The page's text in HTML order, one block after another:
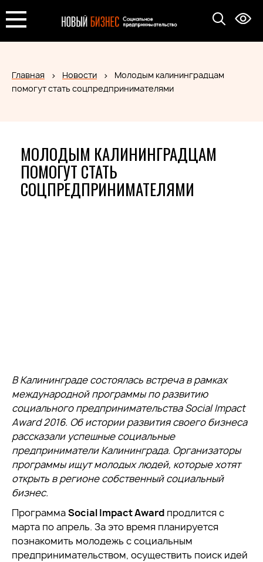
Главная Новости
Молодым калининградцам
помогут стать соцпредпринимателями
МОЛОДЫМ КАЛИНИНГРАДЦАМ
ПОМОГУТ СТАТЬ
СОЦПРЕДПРИНИМАТЕЛЯМИ
В Калининграде состоялась встреча в рамках
международной программы по развитию
социального предпринимательства Social Impact
Award 2016. Об истории развития своего бизнеса
рассказали успешные социальные
предприниматели Калининграда. Организаторы
программы ищут молодых людей, которые хотят
открыть в регионе собственный социальный
бизнес.
ПрограммаSocial Impact Award продлится с
марта по апрель. За это время планируется
познакомить молодежь с социальным
предпринимательством, осуществить поиск идей